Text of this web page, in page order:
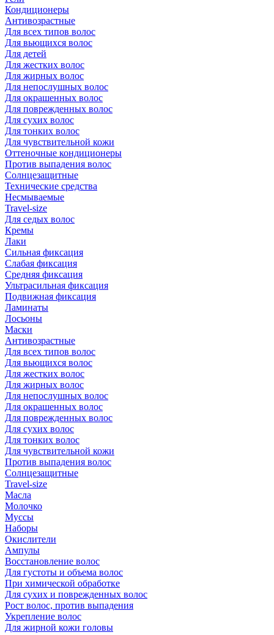
Кондиционеры
Антивозрастные
Для всех типов волос
Для вьющихся волос
Для детей
Для жестких волос
Для жирных волос
Для непослушных волос
Для окрашенных волос
Для поврежденных волос
Для сухих волос
Для тонких волос
Для чувствительной кожи
Оттеночные кондиционеры
Против выпадения волос
Солнцезащитные
Технические средства
Несмываемые
Travel-size
Для седых волос
Кремы
Лаки
Сильная фиксация
Слабая фиксация
Средняя фиксация
Ультрасильная фиксация
Подвижная фиксация
Ламинаты
Лосьоны
Маски
Антивозрастные
Для всех типов волос
Для вьющихся волос
Для жестких волос
Для жирных волос
Для непослушных волос
Для окрашенных волос
Для поврежденных волос
Для сухих волос
Для тонких волос
Для чувствительной кожи
Против выпадения волос
Солнцезащитные
Travel-size
Масла
Молочко
Муссы
Наборы
Окислители
Ампулы
Восстановление волос
Для густоты и объема волос
При химической обработке
Для сухих и поврежденных волос
Рост волос, против выпадения
Укрепление волос
Для жирной кожи головы